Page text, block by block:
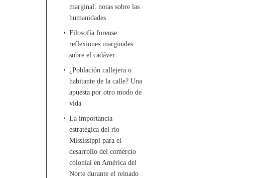
marginal: notas sobre las
humanidades
Filosofía forense:
reflexiones marginales
sobre el cadáver
¿Población callejera o
habitante de la calle? Una
apuesta por otro modo de
vida
La importancia
estratégica del río
Mississippi para el
desarrollo del comercio
colonial en América del
Norte durante el reinado